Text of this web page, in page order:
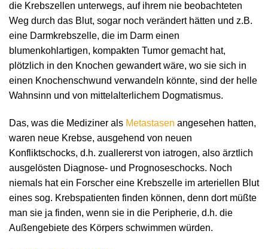
die Krebszellen unterwegs, auf ihrem nie beobachteten
Weg durch das Blut, sogar noch verändert hätten und z.B.
eine Darmkrebszelle, die im Darm einen
blumenkohlartigen, kompakten Tumor gemacht hat,
plötzlich in den Knochen gewandert wäre, wo sie sich in
einen Knochenschwund verwandeln könnte, sind der helle
Wahnsinn und von mittelalterlichem Dogmatismus.
Das, was die Mediziner als Metastasen angesehen hatten,
waren neue Krebse, ausgehend von neuen
Konfliktschocks, d.h. zuallererst von iatrogen, also ärztlich
ausgelösten Diagnose- und Prognoseschocks. Noch
niemals hat ein Forscher eine Krebszelle im arteriellen Blut
eines sog. Krebspatienten finden können, denn dort müßte
man sie ja finden, wenn sie in die Peripherie, d.h. die
Außengebiete des Körpers schwimmen würden.